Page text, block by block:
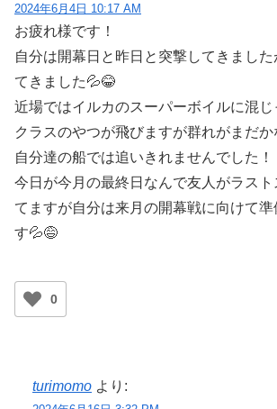
2024年6月4日 10:17 AM
お疲れ様です！
自分は開幕日と昨日と突撃してきまし
てきました💦😂
近場ではイルカのスーパーボイルに混
クラスのやつが飛びますが群れがまだ
自分達の船では追いきれませんでした！
今日が今月の最終日なんで友人がラス
てますが自分は来月の開幕戦に向けて準
す💦😅
0
turimomo より: